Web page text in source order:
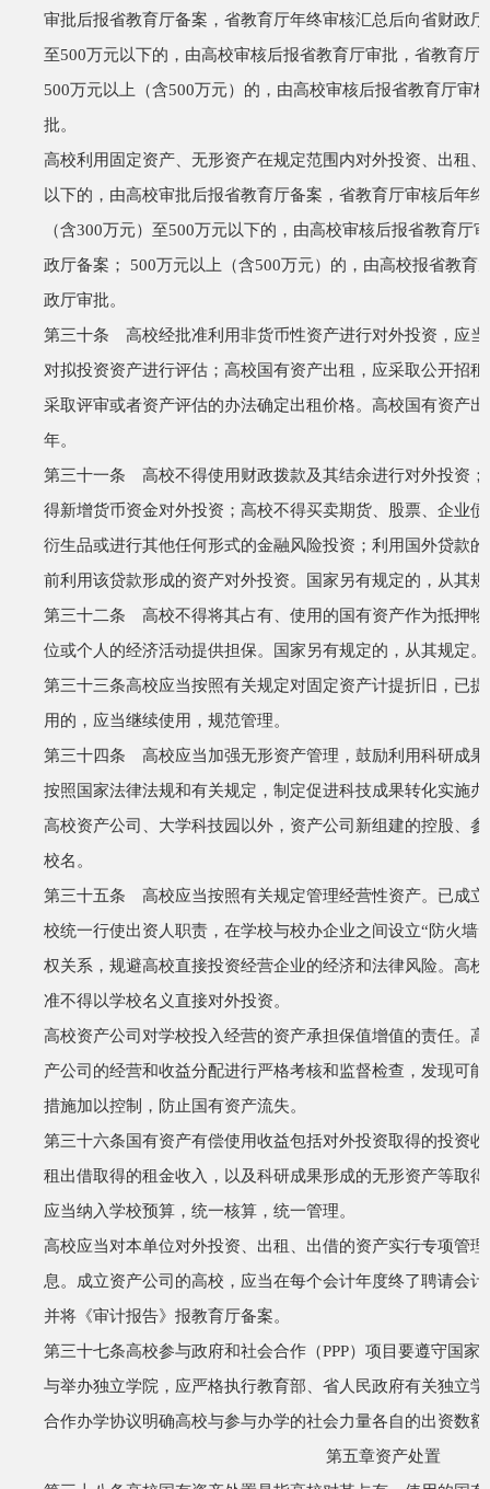
审批后报省教育厅备案，省教育厅年终审核汇总后向省财政
至500万元以下的，由高校审核后报省教育厅审批，省教育厅
500万元以上（含500万元）的，由高校审核后报省教育厅审
批。
高校利用固定资产、无形资产在规定范围内对外投资、出租
以下的，由高校审批后报省教育厅备案，省教育厅审核后年
（含300万元）至500万元以下的，由高校审核后报省教育厅
政厅备案；
500万元以上（含500万元）的，由高校报省教育
政厅审批。
第三十条 高校经批准利用非货币性资产进行对外投资，应
对拟投资资产进行评估；高校国有资产出租，应采取公开招
采取评审或者资产评估的办法确定出租价格。高校国有资产
年。
第三十一条 高校不得使用财政拨款及其结余进行对外投资
得新增货币资金对外投资；高校不得买卖期货、股票、企业
衍生品或进行其他任何形式的金融风险投资；利用国外贷款
前利用该贷款形成的资产对外投资。国家另有规定的，从其规
第三十二条 高校不得将其占有、使用的国有资产作为抵押
位或个人的经济活动提供担保。国家另有规定的，从其规定。
第三十三条高校应当按照有关规定对固定资产计提折旧，已
用的，应当继续使用，规范管理。
第三十四条 高校应当加强无形资产管理，鼓励利用科研成
按照国家法律法规和有关规定，制定促进科技成果转化实施
高校资产公司、大学科技园以外，资产公司新组建的控股、
校名。
第三十五条 高校应当按照有关规定管理经营性资产。已成
校统一行使出资人职责，在学校与校办企业之间设立“防火墙”
权关系，规避高校直接投资经营企业的经济和法律风险。高
准不得以学校名义直接对外投资。
高校资产公司对学校投入经营的资产承担保值增值的责任。
产公司的经营和收益分配进行严格考核和监督检查，发现可
措施加以控制，防止国有资产流失。
第三十六条 国有资产有偿使用收益包括对外投资取得的投资
租出借取得的租金收入，以及科研成果形成的无形资产等取
应当纳入学校预算，统一核算，统一管理。
高校应当对本单位对外投资、出租、出借的资产实行专项管
息。成立资产公司的高校，应当在每个会计年度终了聘请会
并将《审计报告》报教育厅备案。
第三十七条高校参与政府和社会合作（PPP）项目要遵守国家
与举办独立学院，应严格执行教育部、省人民政府有关独立
合作办学协议明确高校与参与办学的社会力量各自的出资数
第五章资产处置